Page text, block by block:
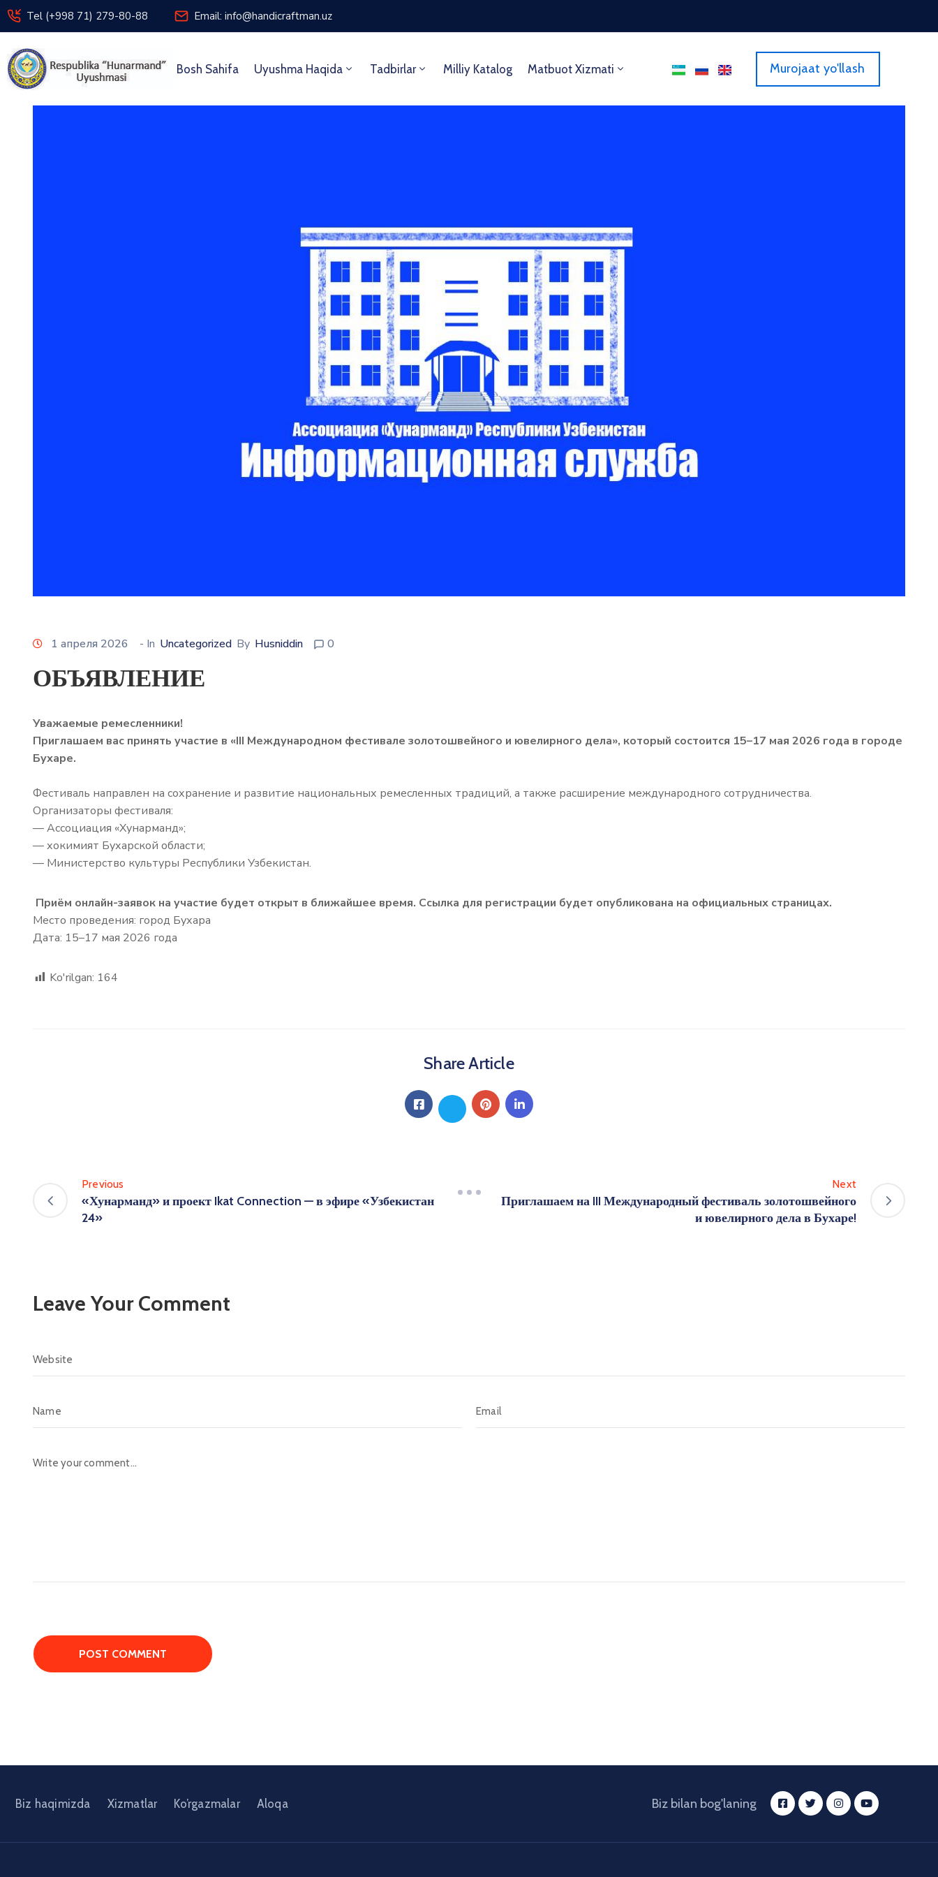
Tel (+998 71) 279-80-88 Email: info@handicraftman.uz
Bosh Sahifa Uyushma Haqida Tadbirlar Milliy Katalog Matbuot Xizmati Murojaat yo'llash
1 апреля 2026 - In Uncategorized By Husniddin 0
ОБЪЯВЛЕНИЕ
Уважаемые ремесленники!
️️️Приглашаем вас принять участие в «III Международном фестивале золотошвейного и ювелирного дела», который состоится 15–17 мая 2026 года в городе
Бухаре.
Фестиваль направлен на сохранение и развитие национальных ремесленных традиций, а также расширение международного сотрудничества.
Организаторы фестиваля:
— Ассоциация «Хунарманд»;
— хокимият Бухарской области;
— Министерство культуры Республики Узбекистан.
Приём онлайн-заявок на участие будет открыт в ближайшее время. Ссылка для регистрации будет опубликована на официальных страницах.
Место проведения: город Бухара
Дата: 15–17 мая 2026 года
Ko'rilgan: 164
Share Article
Previous
«Хунарманд» и проект Ikat Connection — в эфире «Узбекистан
24»
Next
Приглашаем на III Международный фестиваль золотошвейного
и ювелирного дела в Бухаре!
Leave Your Comment
Biz haqimizda Xizmatlar Ko’rgazmalar Aloqa Biz bilan bog'laning